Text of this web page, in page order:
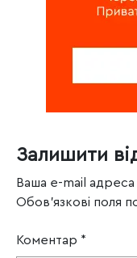
Залишити
Ваша e-mail
Обов’язкові поля
Коментар *